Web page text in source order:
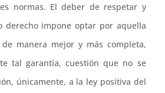
normas. El deber de respetar y
derecho impone optar por aquella
manera mejor y más completa,
tal garantía, cuestión que no se
únicamente, a la ley positiva del